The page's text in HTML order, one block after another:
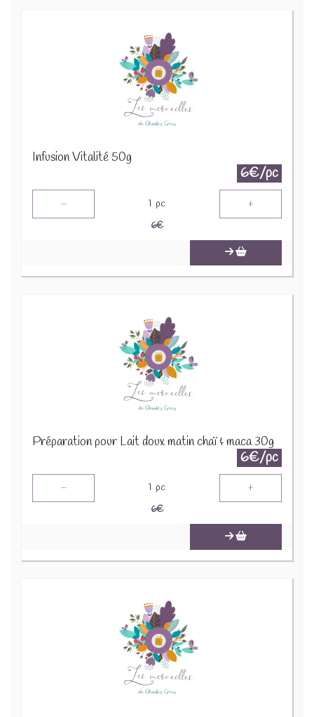
Infusion Vitalité 50g
6€/pc
- 1 pc +
6€
Préparation pour Lait doux matin chaï & maca 30g
6€/pc
- 1 pc +
6€